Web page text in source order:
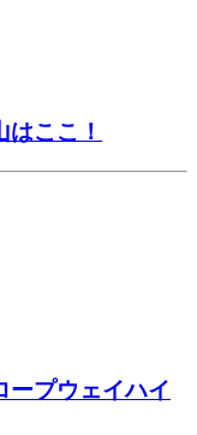
ここ！
ープウェイハイ